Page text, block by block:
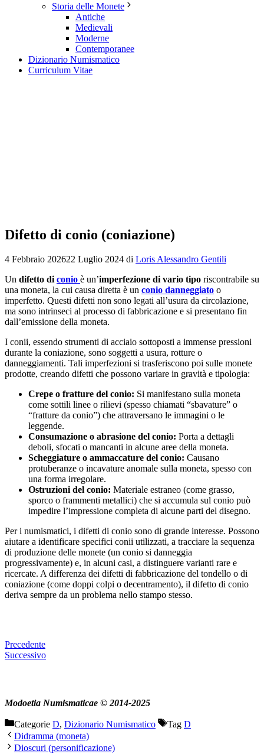
Storia delle Monete
Antiche
Medievali
Moderne
Contemporanee
Dizionario Numismatico
Curriculum Vitae
Difetto di conio (coniazione)
4 Febbraio 202622 Luglio 2024 di Loris Alessandro Gentili
Un difetto diconio è un’imperfezione di vario tipo riscontrabile su
una moneta, la cui causa diretta è un conio danneggiato o
imperfetto. Questi difetti non sono legati all’usura da circolazione,
ma sono intrinseci al processo di fabbricazione e si presentano fin
dall’emissione della moneta.
I conii, essendo strumenti di acciaio sottoposti a immense pressioni
durante la coniazione, sono soggetti a usura, rotture o
danneggiamenti. Tali imperfezioni si trasferiscono poi sulle monete
prodotte, creando difetti che possono variare in gravità e tipologia:
Crepe o fratture del conio: Si manifestano sulla moneta
come sottili linee o rilievi (spesso chiamati “sbavature” o
“fratture da conio”) che attraversano le immagini o le
leggende.
Consumazione o abrasione del conio: Porta a dettagli
deboli, sfocati o mancanti in alcune aree della moneta.
Scheggiature o ammaccature del conio: Causano
protuberanze o incavature anomale sulla moneta, spesso con
una forma irregolare.
Ostruzioni del conio: Materiale estraneo (come grasso,
sporco o frammenti metallici) che si accumula sul conio può
impedire l’impressione completa di alcune parti del disegno.
Per i numismatici, i difetti di conio sono di grande interesse. Possono
aiutare a identificare specifici conii utilizzati, a tracciare la sequenza
di produzione delle monete (un conio si danneggia
progressivamente) e, in alcuni casi, a distinguere varianti rare e
ricercate. A differenza dei difetti di fabbricazione del tondello o di
coniazione (come doppi colpi o decentramento), il difetto di conio
deriva sempre da un problema nello stampo stesso.
Precedente
Successivo
Modoetia Numismaticae © 2014-2025
Categorie D, Dizionario Numismatico Tag D
Didramma (moneta)
Dioscuri (personificazione)